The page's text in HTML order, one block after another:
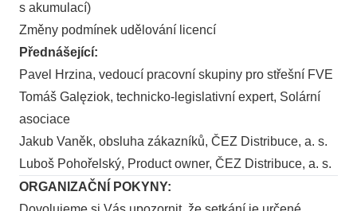
s akumulací)
Změny podmínek udělování licencí
Přednášející:
Pavel Hrzina, vedoucí pracovní skupiny pro střešní FVE
Tomáš Galęziok, technicko-legislativní expert, Solární
asociace
Jakub Vaněk, obsluha zákazníků, ČEZ Distribuce, a. s.
Luboš Pohořelský, Product owner, ČEZ Distribuce, a. s.
ORGANIZAČNÍ POKYNY: